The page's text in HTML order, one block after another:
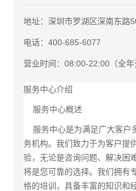
地址：深圳市罗湖区深南东路
电话：400-685-6077
营业时间：08:00-22:00（全年
服务中心介绍
服务中心概述
服务中心是为满足广大客户
务机构。我们致力于为客户提
验，无论是咨询问题、解决困
将是您可靠的选择。我们拥有
格的培训，具备丰富的知识和